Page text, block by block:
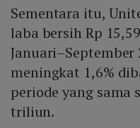
Sementara itu,
laba bersih Rp
Januari–September
meningkat 1,6%
periode yang sama
triliun.